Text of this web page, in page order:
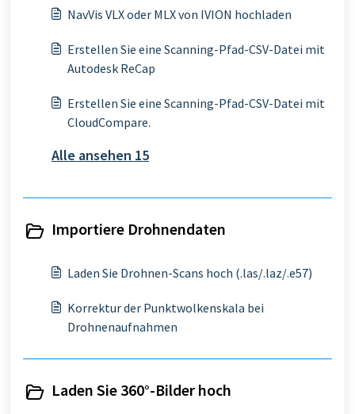
NavVis VLX oder MLX von IVION hochladen
Erstellen Sie eine Scanning-Pfad-CSV-Datei mit
Autodesk ReCap
Erstellen Sie eine Scanning-Pfad-CSV-Datei mit
CloudCompare.
Alle ansehen 15
Importiere Drohnendaten
Laden Sie Drohnen-Scans hoch (.las/.laz/.e57)
Korrektur der Punktwolkenskala bei
Drohnenaufnahmen
Laden Sie 360°-Bilder hoch